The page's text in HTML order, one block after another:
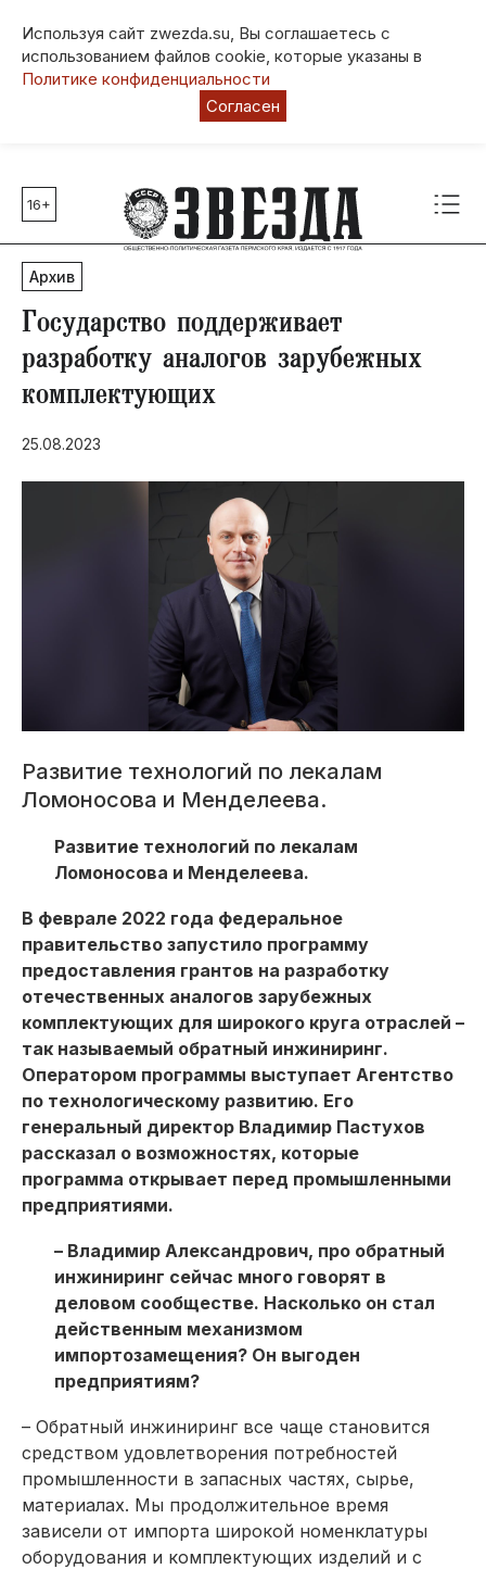
Используя сайт zwezda.su, Вы соглашаетесь с
использованием файлов cookie, которые указаны в
Политике конфиденциальности
Согласен
Главные темы
80 лет Победы
Молодежная столица РФ
СВО
Выборы в Пермском крае
Социальная поддержка
Инфраструктура
Благоустройство
16+
Архив
Государство поддерживает
разработку аналогов зарубежных
комплектующих
25.08.2023
Развитие технологий по лекалам
Ломоносова и Менделеева.
Развитие технологий по лекалам
Ломоносова и Менделеева.
В феврале 2022 года федеральное
правительство запустило программу
предоставления грантов на разработку
отечественных аналогов зарубежных
комплектующих для широкого круга отраслей –
так называемый обратный инжиниринг.
Оператором программы выступает Агентство
по технологическому развитию. Его
генеральный директор Владимир Пастухов
рассказал о возможностях, которые
программа открывает перед промышленными
предприятиями.
– Владимир Александрович, про обратный
инжиниринг сейчас много говорят в
деловом сообществе. Насколько он стал
действенным механизмом
импортозамещения? Он выгоден
предприятиям?
– Обратный инжиниринг все чаще становится
средством удовлетворения потребностей
промышленности в запасных частях, сырье,
материалах. Мы продолжительное время
зависели от импорта широкой номенклатуры
оборудования и комплектующих изделий и с